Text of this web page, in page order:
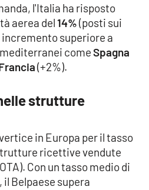
l'Italia ha risposto
aerea del14%(posti sui
superiore a
comeSpagna
(+2%).
strutture
in Europa per il tasso
ricettive vendute
Con un tasso medio di
, il Belpaese supera